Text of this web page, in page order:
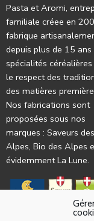
Pasta et Aromi,
familiale créee en
fabrique
depuis plus de 15 ans
spécialités céréalières
le respect des
des matières
Nos fabrications sont
proposées sous nos
marques : Saveurs des
Alpes, Bio des Alpes
évidemment La Lune.